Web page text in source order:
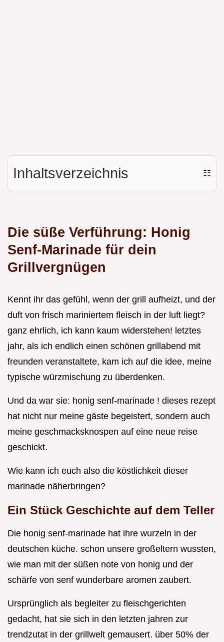
Inhaltsverzeichnis ☷
Die süße Verführung: Honig
Senf-Marinade für dein
Grillvergnügen
Kennt ihr das gefühl, wenn der grill aufheizt, und der
duft von frisch mariniertem fleisch in der luft liegt?
ganz ehrlich, ich kann kaum widerstehen! letztes
jahr, als ich endlich einen schönen grillabend mit
freunden veranstaltete, kam ich auf die idee, meine
typische würzmischung zu überdenken.
Und da war sie: honig senf-marinade ! dieses rezept
hat nicht nur meine gäste begeistert, sondern auch
meine geschmacksknospen auf eine neue reise
geschickt.
Wie kann ich euch also die köstlichkeit dieser
marinade näherbringen?
Ein Stück Geschichte auf dem Teller
Die honig senf-marinade hat ihre wurzeln in der
deutschen küche. schon unsere großeltern wussten,
wie man mit der süßen note von honig und der
schärfe von senf wunderbare aromen zaubert.
Ursprünglich als begleiter zu fleischgerichten
gedacht, hat sie sich in den letzten jahren zur
trendzutat in der grillwelt gemausert. über 50% der